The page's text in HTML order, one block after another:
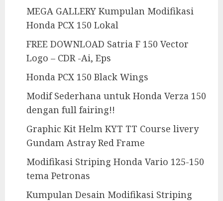
MEGA GALLERY Kumpulan Modifikasi
Honda PCX 150 Lokal
FREE DOWNLOAD Satria F 150 Vector
Logo – CDR -Ai, Eps
Honda PCX 150 Black Wings
Modif Sederhana untuk Honda Verza 150
dengan full fairing!!
Graphic Kit Helm KYT TT Course livery
Gundam Astray Red Frame
Modifikasi Striping Honda Vario 125-150
tema Petronas
Kumpulan Desain Modifikasi Striping